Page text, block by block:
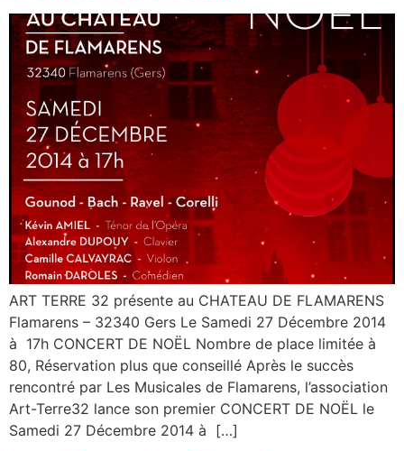
ART TERRE 32 présente au CHATEAU DE FLAMARENS
Flamarens – 32340 Gers Le Samedi 27 Décembre 2014
à 17h CONCERT DE NOËL Nombre de place limitée à
80, Réservation plus que conseillé Après le succès
rencontré par Les Musicales de Flamarens, l’association
Art-Terre32 lance son premier CONCERT DE NOËL le
Samedi 27 Décembre 2014 à […]